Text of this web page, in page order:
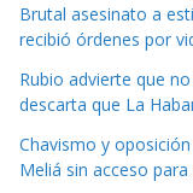
Brutal asesinato a
recibió órdenes por
Rubio advierte que
descarta que La
Chavismo y
Meliá sin acceso